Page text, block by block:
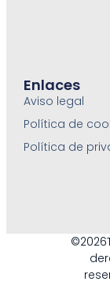
Enlaces
Aviso legal
Política de
Política de